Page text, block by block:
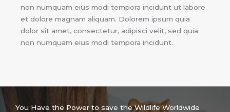
non numquam eius modi tempora incidunt ut labore
et dolore magnam aliquam. Dolorem ipsum quia
dolor sit amet, consectetur, adipisci velit, sed quia
non numquam eius modi tempora incidunt.
You Have the Power to save the Wildlife Worldwide